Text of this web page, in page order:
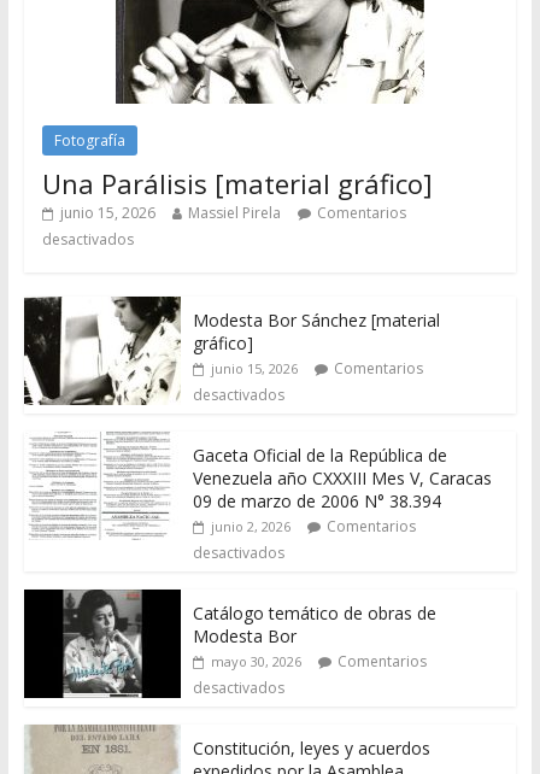
Fotografía
Una Parálisis [material gráfico]
junio 15, 2026 Massiel Pirela
Comentarios
desactivados
Modesta Bor Sánchez [material
gráfico]
junio 15, 2026
Comentarios
desactivados
Gaceta Oficial de la República de
Venezuela año CXXXIII Mes V, Caracas
09 de marzo de 2006 N° 38.394
junio 2, 2026
Comentarios
desactivados
Catálogo temático de obras de
Modesta Bor
mayo 30, 2026
Comentarios
desactivados
Constitución, leyes y acuerdos